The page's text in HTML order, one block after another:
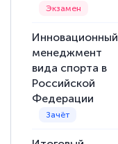
Инновационный
менеджмент
вида спорта в
Российской
Федерации